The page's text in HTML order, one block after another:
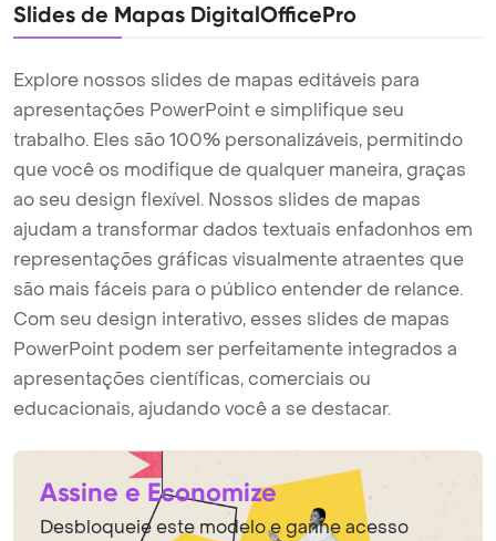
Slides de Mapas DigitalOfficePro
Explore nossos slides de mapas editáveis para
apresentações PowerPoint e simplifique seu
trabalho. Eles são 100% personalizáveis, permitindo
que você os modifique de qualquer maneira, graças
ao seu design flexível. Nossos slides de mapas
ajudam a transformar dados textuais enfadonhos em
representações gráficas visualmente atraentes que
são mais fáceis para o público entender de relance.
Com seu design interativo, esses slides de mapas
PowerPoint podem ser perfeitamente integrados a
apresentações científicas, comerciais ou
educacionais, ajudando você a se destacar.
Assine e Economize
Desbloqueie este modelo e ganhe acesso